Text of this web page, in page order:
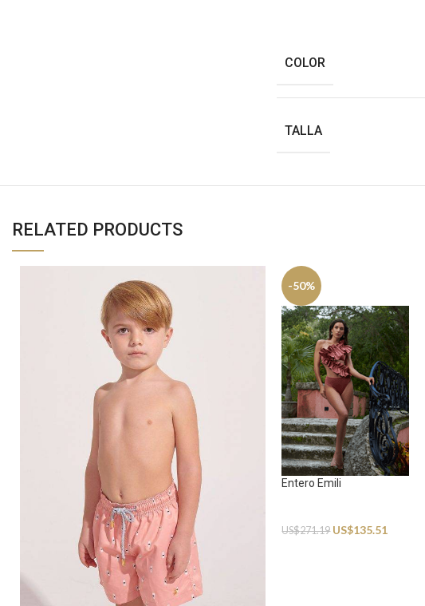
COLOR
TALLA
RELATED PRODUCTS
-50%
Entero Emili
US$271.19 US$135.51